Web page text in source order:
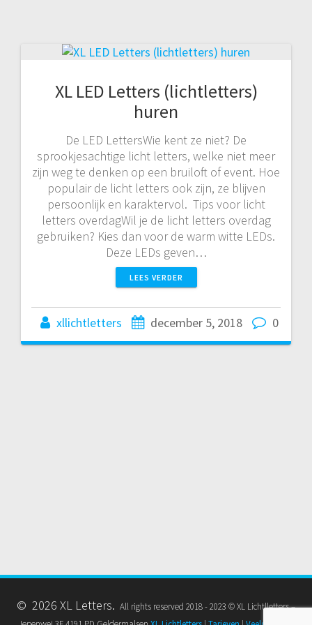
XL LED Letters (lichtletters)
huren
De LED LettersWie kent ze niet? De
sprookjesachtige licht letters, welke niet meer
zijn weg te denken op een bruiloft of event. Hoe
populair de licht letters ook zijn, ze blijven
persoonlijk en karaktervol. Tips voor licht
letters overdagWil je de licht letters overdag
gebruiken? Kies dan voor de warm witte LEDs.
Deze LEDs geven…
LEES VERDER
xllichtletters december 5, 2018 0
© 2026 XL Letters. All rights reserved 2018 - 2023 © XL Lichtlletters –